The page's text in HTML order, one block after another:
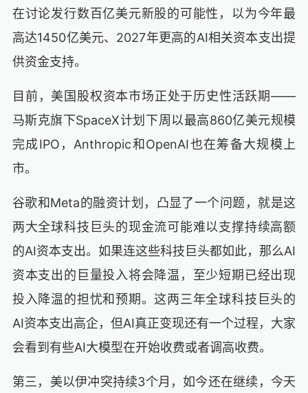
在讨论发行数百亿美元新股的可能性，以为今年最
高达1450亿美元、2027年更高的AI相关资本支出提
供资金支持。
目前，美国股权资本市场正处于历史性活跃期——
马斯克旗下SpaceX计划下周以最高860亿美元规模
完成IPO，Anthropic和OpenAI也在筹备大规模上
市。
谷歌和Meta的融资计划，凸显了一个问题，就是这
两大全球科技巨头的现金流可能难以支撑持续高额
的AI资本支出。如果连这些科技巨头都如此，那么AI
资本支出的巨量投入将会降温，至少短期已经出现
投入降温的担忧和预期。这两三年全球科技巨头的
AI资本支出高企，但AI真正变现还有一个过程，大家
会看到有些AI大模型在开始收费或者调高收费。
第三，美以伊冲突持续3个月，如今还在继续，今天